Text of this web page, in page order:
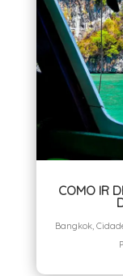
COMO IR
Bangkok,